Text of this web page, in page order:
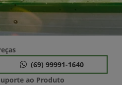
(69) 99991-1640
ao Produto